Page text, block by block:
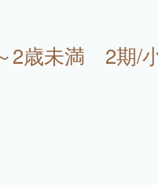
2歳未満 2期/